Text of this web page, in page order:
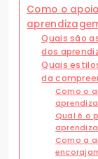
Como o
Quais são
dos
Quais
da
Como o
Qual é o
Como a